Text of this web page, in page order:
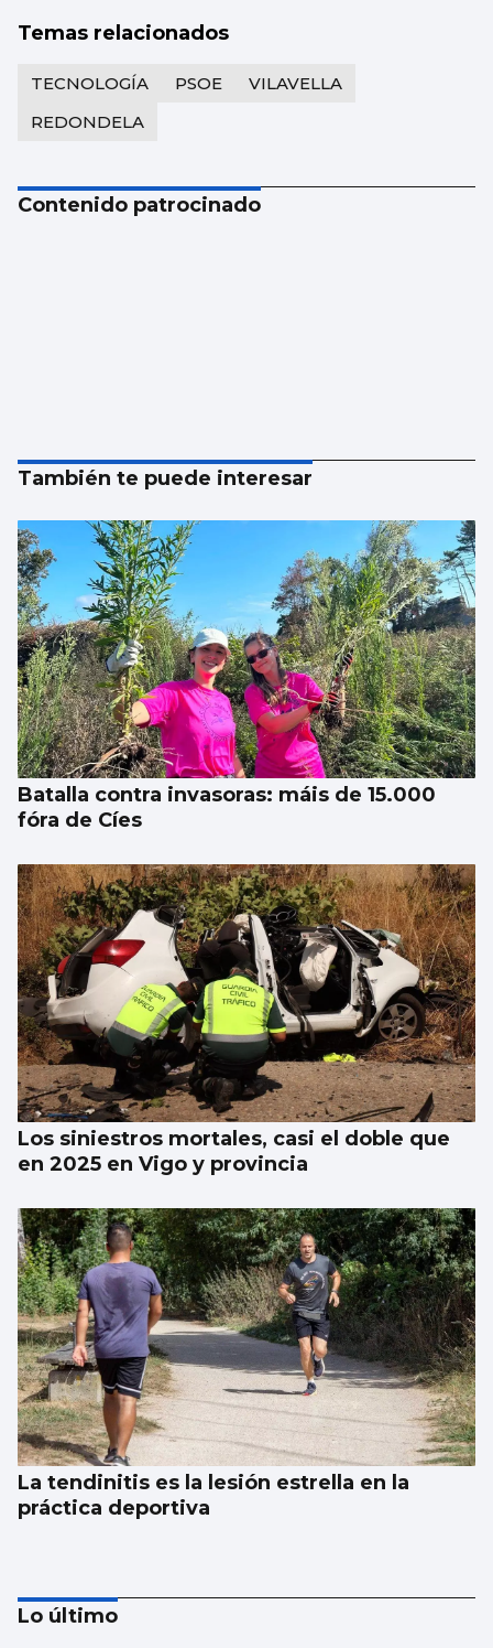
Temas relacionados
TECNOLOGÍA PSOE
VILAVELLA
REDONDELA
Contenido patrocinado
También te puede interesar
Batalla contra invasoras: máis de 15.000
fóra de Cíes
Los siniestros mortales, casi el doble que
en 2025 en Vigo y provincia
La tendinitis es la lesión estrella en la
práctica deportiva
Lo último